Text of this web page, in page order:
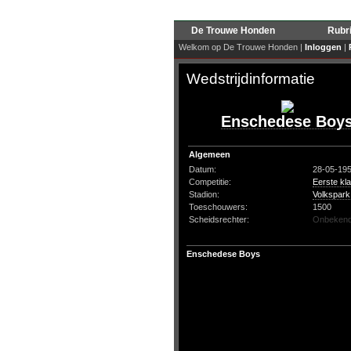
De Trouwe Honden
Welkom op De Trouwe Honden | Inloggen |
Wedstrijdinformatie
Enschedese
Algemeen
Datum:
28-05-
Competitie:
Eerste
Stadion:
Volkspark
Toeschouwers:
1500
Scheidsrechter:
Enschedese Boys